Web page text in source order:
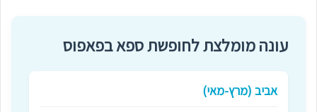
עונה מומלצת לחופשת ספא בפאפוס
אביב (מרץ-מאי)